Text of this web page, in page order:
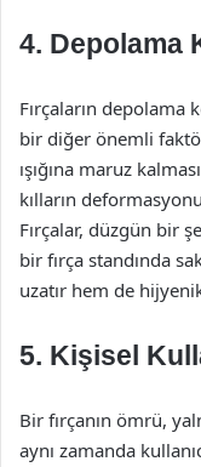
4. Depolama
Fırçaların depolama
bir diğer önemli
ışığına maruz
kılların
Fırçalar, düzgün bir
bir fırça standında
uzatır hem de
5. Kişisel
Bir fırçanın ömrü,
aynı zamanda